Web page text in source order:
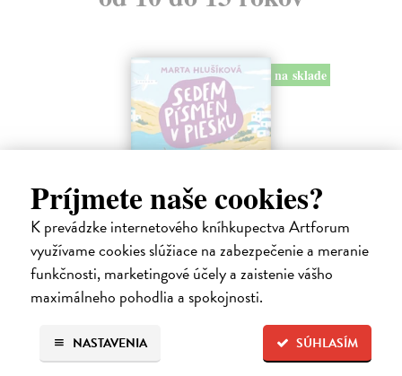
Príjmete naše cookies?
K prevádzke internetového kníhkupectva Artforum
využívame cookies slúžiace na zabezpečenie a meranie
funkčnosti, marketingové účely a zaistenie vášho
maximálneho pohodlia a spokojnosti.
SÚHLASÍM
NASTAVENIA
na sklade
Sedem písmen v piesku
Hlušíková Marta | Kniha
Dovolenka na Kréte je niekedy plná prekvapení. Súrodenci Noro a
Anabela pri mori spoznávajú svojráznych Chrtovcov, natrafia na
usušenú jaštericu, zaujmú ich Uwe a Hans, ktorí sú takmer celé dni
zahrabaní…